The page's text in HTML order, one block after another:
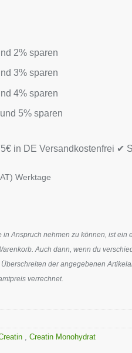
2% sparen
3% sparen
4% sparen
5% sparen
in DE Versandkostenfrei ✔
Werktage
in Anspruch nehmen zu können, ist ein
Auch dann, wenn du
der angegebenen
verrechnet.
,Creatin Monohydrat